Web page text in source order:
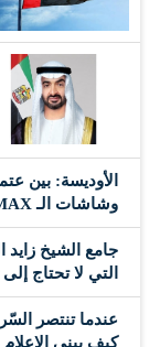
الأوديسة: بين
وشاشات الـ IMAX
جامع الشيخ زايد
التي لا تحتاج
عندما تنتصر
كيف يبني